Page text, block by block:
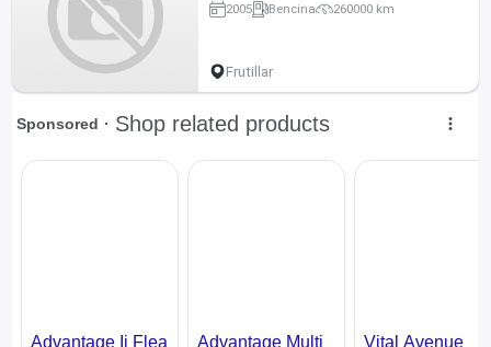
2005 Bencina 260000 km
Frutillar